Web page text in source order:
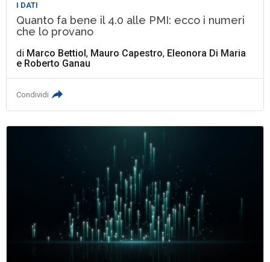
I DATI
Quanto fa bene il 4.0 alle PMI: ecco i numeri
che lo provano
di Marco Bettiol, Mauro Capestro, Eleonora Di Maria
e Roberto Ganau
Condividi